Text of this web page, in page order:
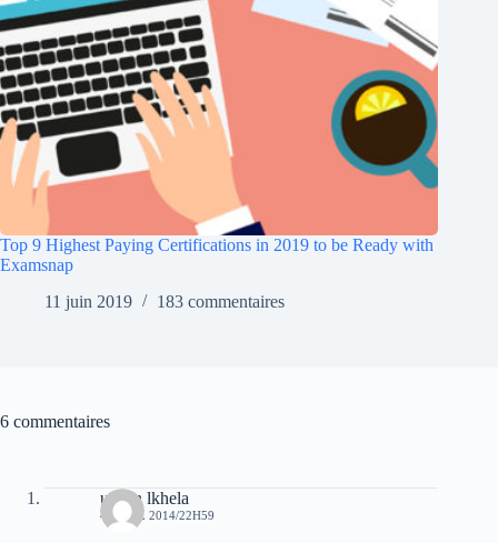
Top 9 Highest Paying Certifications in 2019 to be Ready with
Examsnap
11 juin 2019
183 commentaires
6 commentaires
uchen lkhela
4 AVRIL 2014/22H59